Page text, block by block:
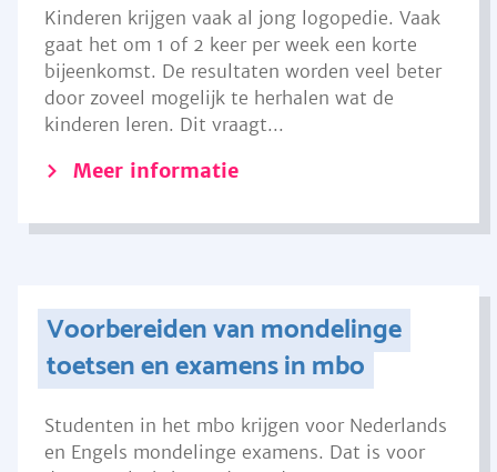
Kinderen krijgen vaak al jong logopedie. Vaak
gaat het om 1 of 2 keer per week een korte
bijeenkomst. De resultaten worden veel beter
door zoveel mogelijk te herhalen wat de
kinderen leren. Dit vraagt...
Meer informatie
Voorbereiden van mondelinge
toetsen en examens in mbo
Studenten in het mbo krijgen voor Nederlands
en Engels mondelinge examens. Dat is voor